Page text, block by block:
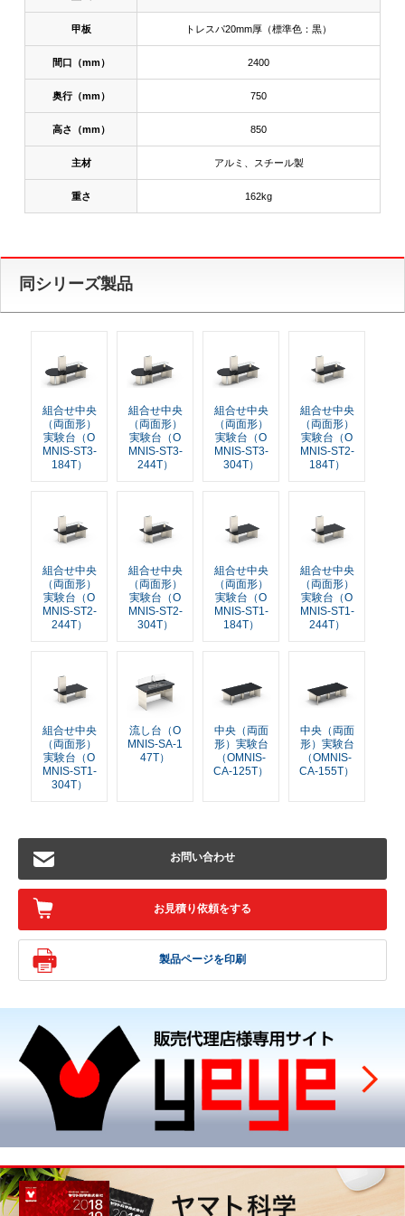
甲板 トレスパ20mm厚（標準色：黒）
間口（mm） 2400
奥行（mm） 750
高さ（mm） 850
主材 アルミ、スチール製
重さ 162kg
同シリーズ製品
組合せ中央
（両面形）
実験台（O
MNIS-ST3-
184T）
組合せ中央
（両面形）
実験台（O
MNIS-ST3-
244T）
組合せ中央
（両面形）
実験台（O
MNIS-ST3-
304T）
組合せ中央
（両面形）
実験台（O
MNIS-ST2-
184T）
組合せ中央
（両面形）
実験台（O
MNIS-ST2-
244T）
組合せ中央
（両面形）
実験台（O
MNIS-ST2-
304T）
組合せ中央
（両面形）
実験台（O
MNIS-ST1-
184T）
組合せ中央
（両面形）
実験台（O
MNIS-ST1-
244T）
組合せ中央
（両面形）
実験台（O
MNIS-ST1-
304T）
流し台（O
MNIS-SA-1
47T）
中央（両面
形）実験台
（OMNIS-
CA-125T）
中央（両面
形）実験台
（OMNIS-
CA-155T）
お問い合わせ
お見積り依頼をする
製品ページを印刷